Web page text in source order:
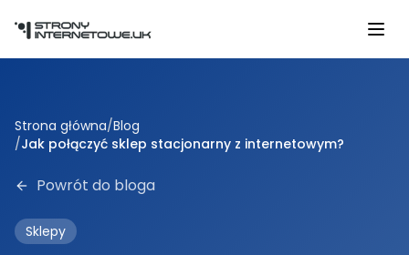
Strona główna/Blog
/Jak połączyć sklep stacjonarny z internetowym?
Powrót do bloga
Sklepy